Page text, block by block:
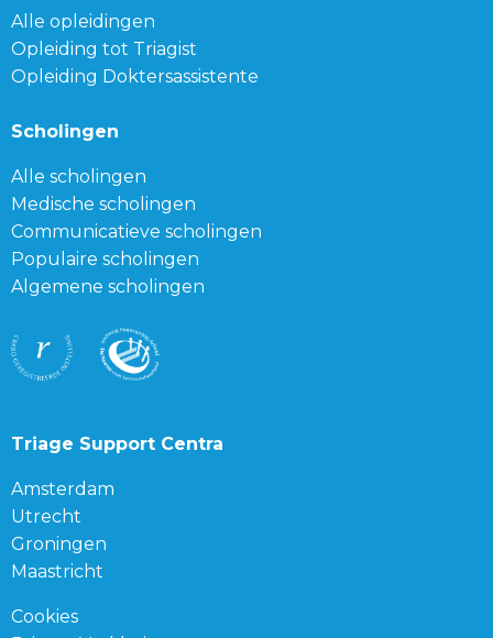
Alle opleidingen
Opleiding tot Triagist
Opleiding Doktersassistente
Scholingen
Alle scholingen
Medische scholingen
Communicatieve scholingen
Populaire scholingen
Algemene scholingen
Triage Support Centra
Amsterdam
Utrecht
Groningen
Maastricht
Cookies